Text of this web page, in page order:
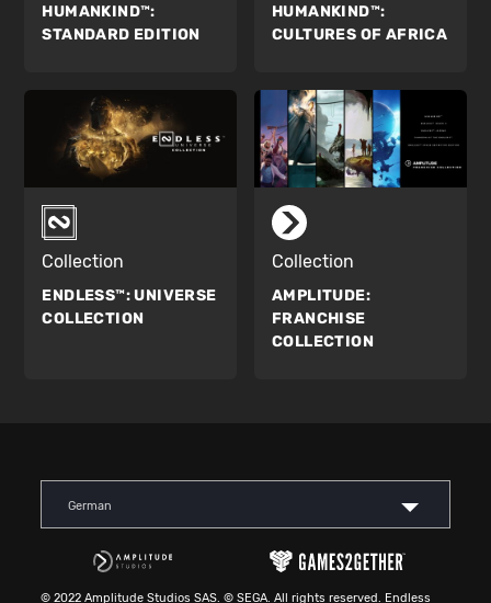
HUMANKIND™:
STANDARD EDITION
HUMANKIND™:
CULTURES OF AFRICA
Collection
ENDLESS™: UNIVERSE
COLLECTION
Collection
AMPLITUDE:
FRANCHISE
COLLECTION
German
© 2022 Amplitude Studios SAS. © SEGA. All rights reserved. Endless